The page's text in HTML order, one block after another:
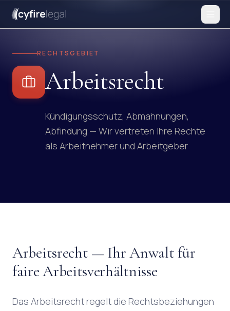
RECHTSGEBIET
Arbeitsrecht
Kündigungsschutz, Abmahnungen,
Abfindung — Wir vertreten Ihre Rechte
als Arbeitnehmer und Arbeitgeber
Arbeitsrecht — Ihr Anwalt für
faire Arbeitsverhältnisse
Das Arbeitsrecht regelt die Rechtsbeziehungen